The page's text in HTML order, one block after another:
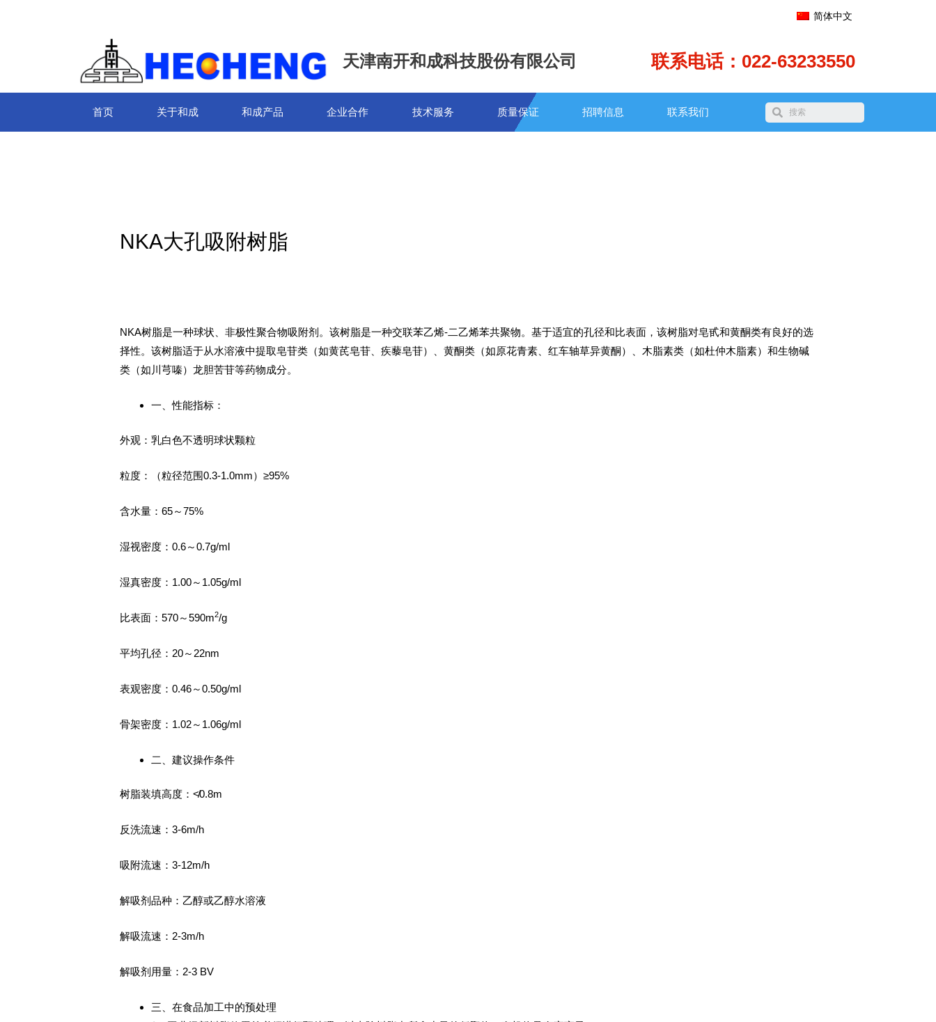
简体中文
天津南开和成科技股份有限公司 联系电话：022-63233550
首页 关于和成 和成产品 企业合作 技术服务 质量保证 招聘信息 联系我们
NKA大孔吸附树脂
NKA树脂是一种球状、非极性聚合物吸附剂。该树脂是一种交联苯乙烯-二乙烯苯共聚物。基于适宜的孔径和比表面，该树脂对皂甙和黄酮类有良好的选
择性。该树脂适于从水溶液中提取皂苷类（如黄芪皂苷、疾藜皂苷）、黄酮类（如原花青素、红车轴草异黄酮）、木脂素类（如杜仲木脂素）和生物碱
类（如川芎嗪）龙胆苦苷等药物成分。
一、性能指标：
外观：乳白色不透明球状颗粒
粒度：（粒径范围0.3-1.0mm）≥95%
含水量：65～75%
湿视密度：0.6～0.7g/ml
湿真密度：1.00～1.05g/ml
比表面：570～590m2/g
平均孔径：20～22nm
表观密度：0.46～0.50g/ml
骨架密度：1.02～1.06g/ml
二、建议操作条件
树脂装填高度：≮0.8m
反洗流速：3-6m/h
吸附流速：3-12m/h
解吸剂品种：乙醇或乙醇水溶液
解吸流速：2-3m/h
解吸剂用量：2-3 BV
三、在食品加工中的预处理